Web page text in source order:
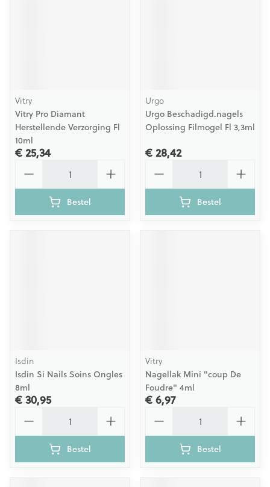
Vitry
Vitry Pro Diamant
Herstellende Verzorging Fl
10ml
€ 25,34
Bestel
Urgo
Urgo Beschadigd.nagels
Oplossing Filmogel Fl 3,3ml
€ 28,42
Bestel
Isdin
Isdin Si Nails Soins Ongles
8ml
€ 30,95
Bestel
Vitry
Nagellak Mini "coup De
Foudre" 4ml
€ 6,97
Bestel